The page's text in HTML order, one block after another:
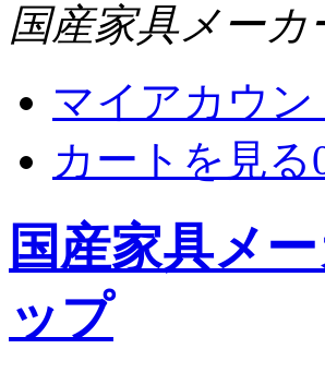
国産家具メーカ
マイアカウン
カートを見る
国産家具メ
ップ